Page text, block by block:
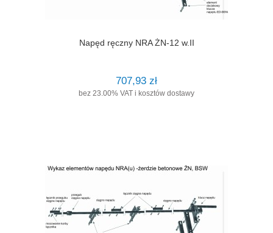
Napęd ręczny NRA ŻN-12 w.II
707,93 zł
bez 23.00% VAT i kosztów dostawy